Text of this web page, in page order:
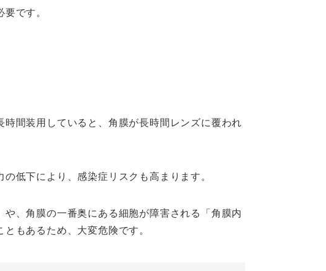
です。
間装用していると、角膜が長時間レンズに覆われ
低下により、感染症リスクも高まります。
、角膜の一番奥にある細胞が障害される「角膜内
もあるため、大変危険です。